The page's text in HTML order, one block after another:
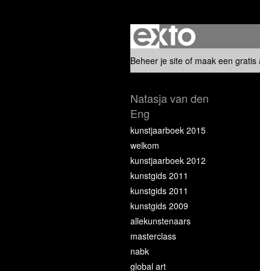
Beheer je site of maak een gratis
Natasja van den
Eng
kunstjaarboek 2015
welkom
kunstjaarboek 2012
kunstgids 2011
kunstgids 2011
kunstgids 2009
allekunstenaars
masterclass
nabk
global art